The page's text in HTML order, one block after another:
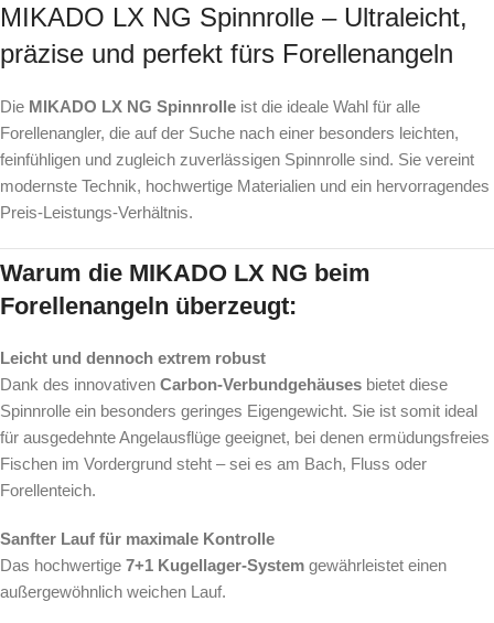
MIKADO LX NG Spinnrolle – Ultraleicht,
präzise und perfekt fürs Forellenangeln
Die MIKADO LX NG Spinnrolle ist die ideale Wahl für alle
Forellenangler, die auf der Suche nach einer besonders leichten,
feinfühligen und zugleich zuverlässigen Spinnrolle sind. Sie vereint
modernste Technik, hochwertige Materialien und ein hervorragendes
Preis-Leistungs-Verhältnis.
Warum die MIKADO LX NG beim
Forellenangeln überzeugt:
Leicht und dennoch extrem robust
Dank des innovativen Carbon-Verbundgehäuses bietet diese
Spinnrolle ein besonders geringes Eigengewicht. Sie ist somit ideal
für ausgedehnte Angelausflüge geeignet, bei denen ermüdungsfreies
Fischen im Vordergrund steht – sei es am Bach, Fluss oder
Forellenteich.
Sanfter Lauf für maximale Kontrolle
Das hochwertige 7+1 Kugellager-System gewährleistet einen
außergewöhnlich weichen Lauf.